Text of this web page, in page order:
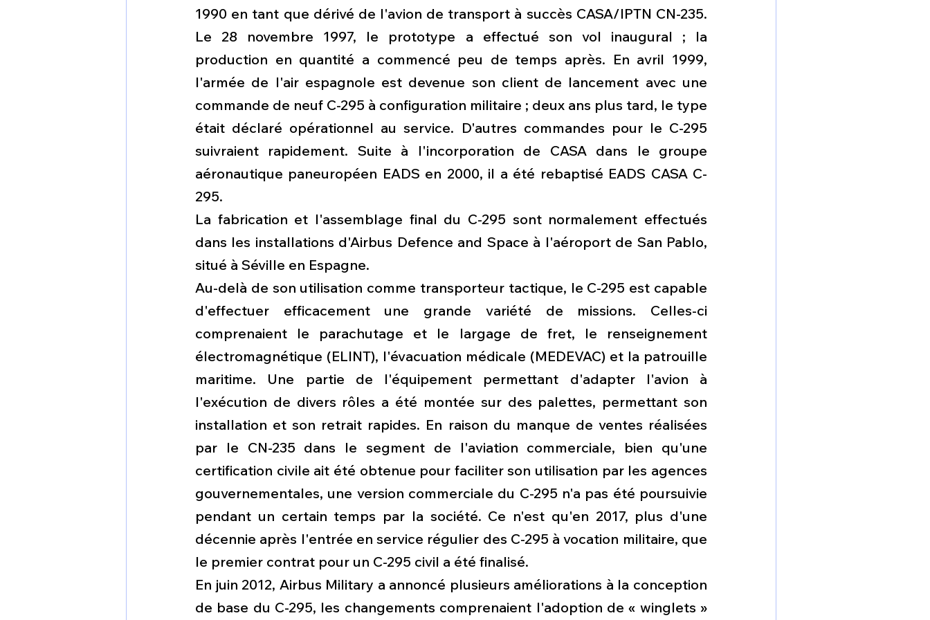
1990 en tant que dérivé de l'avion de transport à succès CASA/IPTN CN-235.
Le 28 novembre 1997, le prototype a effectué son vol inaugural ; la
production en quantité a commencé peu de temps après. En avril 1999,
l'armée de l'air espagnole est devenue son client de lancement avec une
commande de neuf C-295 à configuration militaire ; deux ans plus tard, le type
était déclaré opérationnel au service. D'autres commandes pour le C-295
suivraient rapidement. Suite à l'incorporation de CASA dans le groupe
aéronautique paneuropéen EADS en 2000, il a été rebaptisé EADS CASA C-
295.
La fabrication et l'assemblage final du C-295 sont normalement effectués
dans les installations d'Airbus Defence and Space à l'aéroport de San Pablo,
situé à Séville en Espagne.
Au-delà de son utilisation comme transporteur tactique, le C-295 est capable
d'effectuer efficacement une grande variété de missions. Celles-ci
comprenaient le parachutage et le largage de fret, le renseignement
électromagnétique (ELINT), l'évacuation médicale (MEDEVAC) et la patrouille
maritime. Une partie de l'équipement permettant d'adapter l'avion à
l'exécution de divers rôles a été montée sur des palettes, permettant son
installation et son retrait rapides. En raison du manque de ventes réalisées
par le CN-235 dans le segment de l'aviation commerciale, bien qu'une
certification civile ait été obtenue pour faciliter son utilisation par les agences
gouvernementales, une version commerciale du C-295 n'a pas été poursuivie
pendant un certain temps par la société. Ce n'est qu'en 2017, plus d'une
décennie après l'entrée en service régulier des C-295 à vocation militaire, que
le premier contrat pour un C-295 civil a été finalisé.
En juin 2012, Airbus Military a annoncé plusieurs améliorations à la conception
de base du C-295, les changements comprenaient l'adoption de « winglets »